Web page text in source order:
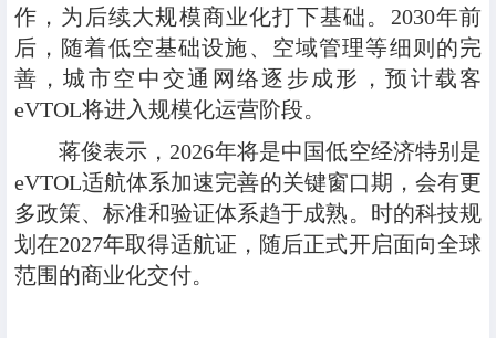
作，为后续大规模商业化打下基础。2030年前
后，随着低空基础设施、空域管理等细则的完
善，城市空中交通网络逐步成形，预计载客
eVTOL将进入规模化运营阶段。
蒋俊表示，2026年将是中国低空经济特别是
eVTOL适航体系加速完善的关键窗口期，会有更
多政策、标准和验证体系趋于成熟。时的科技规
划在2027年取得适航证，随后正式开启面向全球
范围的商业化交付。